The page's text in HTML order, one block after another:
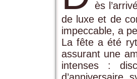
ès
de luxe et de
impeccable, a
La fête a été
assurant une
intenses :